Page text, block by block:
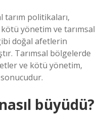
tarım politikaları,
yönetim ve tarımsal
doğal afetlerin
Tarımsal bölgelerde
ve kötü yönetim,
büyüdü?